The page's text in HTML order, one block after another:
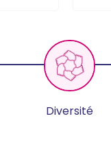
Diversité